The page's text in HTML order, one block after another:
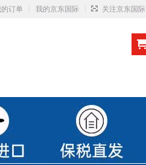
订单 我的京东国际 关注京东国际